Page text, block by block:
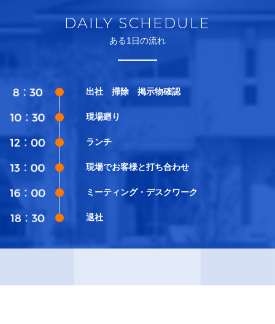
DAILY SCHEDULE
ある1日の流れ
出社 掃除 掲示物確認
現場廻り
ランチ
現場でお客様と打ち合わせ
ミーティング・デスクワーク
退社